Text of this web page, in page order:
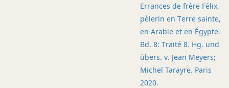
Errances de frère Félix,
pèlerin en Terre sainte,
en Arabie et en Égypte.
Bd. 8: Traité 8. Hg. und
übers. v. Jean Meyers;
Michel Tarayre. Paris
2020.